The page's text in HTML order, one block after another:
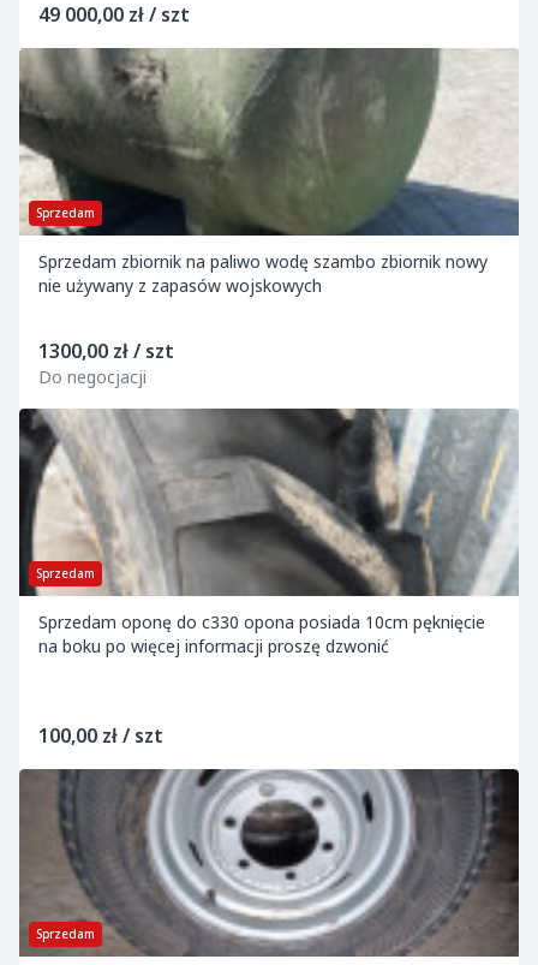
49 000,00 zł / szt
Sprzedam
Sprzedam zbiornik na paliwo wodę szambo zbiornik nowy
nie używany z zapasów wojskowych
1300,00 zł / szt
Do negocjacji
Sprzedam
Sprzedam oponę do c330 opona posiada 10cm pęknięcie
na boku po więcej informacji proszę dzwonić
100,00 zł / szt
Sprzedam